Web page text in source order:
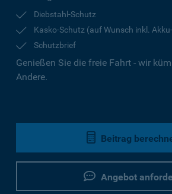
Diebstahl-Schutz
Kasko-Schutz (auf Wunsch inkl.
Schutzbrief
Genießen Sie die freie Fahrt - wir
Andere.
Beitrag
Angebot